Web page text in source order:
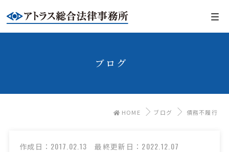
ブログ
HOME ブログ 債務不履行
作成日： 2017.02.13 最終更新日： 2022.12.07